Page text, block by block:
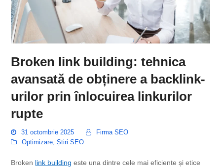
Broken link building: tehnica
avansată de obținere a backlink-
urilor prin înlocuirea linkurilor
rupte
31 octombrie 2025
Firma SEO
Optimizare ,Știri SEO
Broken link building este una dintre cele mai eficiente și etice